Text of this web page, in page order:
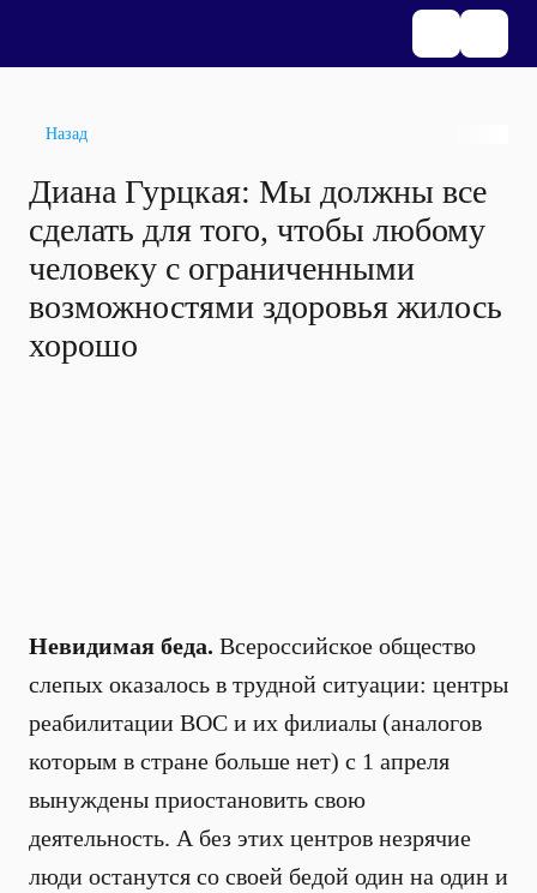
Назад
Диана Гурцкая: Мы должны все
сделать для того, чтобы любому
человеку с ограниченными
возможностями здоровья жилось
хорошо
Невидимая беда. Всероссийское общество
слепых оказалось в трудной ситуации: центры
реабилитации ВОС и их филиалы (аналогов
которым в стране больше нет) с 1 апреля
вынуждены приостановить свою
деятельность. А без этих центров незрячие
люди останутся со своей бедой один на один и